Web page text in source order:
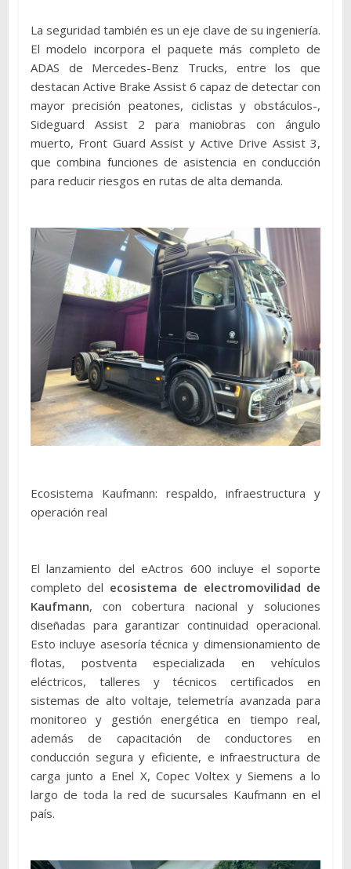
La seguridad también es un eje clave de su ingeniería.
El modelo incorpora el paquete más completo de
ADAS de Mercedes-Benz Trucks, entre los que
destacan Active Brake Assist 6 capaz de detectar con
mayor precisión peatones, ciclistas y obstáculos-,
Sideguard Assist 2 para maniobras con ángulo
muerto, Front Guard Assist y Active Drive Assist 3,
que combina funciones de asistencia en conducción
para reducir riesgos en rutas de alta demanda.
Ecosistema Kaufmann: respaldo, infraestructura y
operación real
El lanzamiento del eActros 600 incluye el soporte
completo del ecosistema de electromovilidad de
Kaufmann, con cobertura nacional y soluciones
diseñadas para garantizar continuidad operacional.
Esto incluye asesoría técnica y dimensionamiento de
flotas, postventa especializada en vehículos
eléctricos, talleres y técnicos certificados en
sistemas de alto voltaje, telemetría avanzada para
monitoreo y gestión energética en tiempo real,
además de capacitación de conductores en
conducción segura y eficiente, e infraestructura de
carga junto a Enel X, Copec Voltex y Siemens a lo
largo de toda la red de sucursales Kaufmann en el
país.